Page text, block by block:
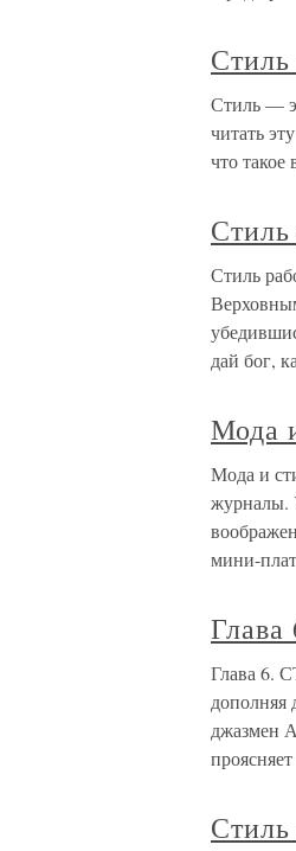
Стиль —
читать
что
Стиль
дай бог,
Мода
Мода и
журналы.
мини-
Глава 6.
дополняя
джазмен